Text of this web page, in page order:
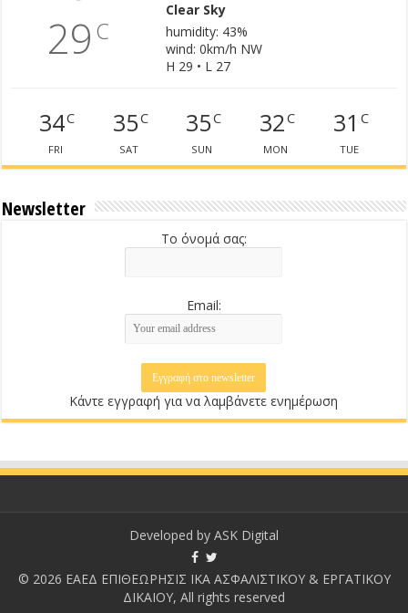
29 C
Clear Sky
humidity: 43%
wind: 0km/h NW
H 29 • L 27
34C
FRI
35C
SAT
35C
SUN
32C
MON
31 C
TUE
Newsletter
Το όνομά σας:
Email:
Κάντε εγγραφή για να λαμβάνετε ενημέρωση
Developed by ASK Digital
© 2026 ΕΑΕΔ ΕΠΙΘΕΩΡΗΣΙΣ ΙΚΑ ΑΣΦΑΛΙΣΤΙΚΟΥ & ΕΡΓΑΤΙΚΟΥ
ΔΙΚΑΙΟΥ, All rights reserved